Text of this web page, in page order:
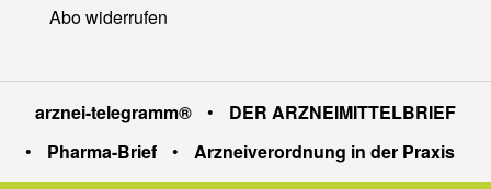
Abo widerrufen
arznei-telegramm® •
DER ARZNEIMITTELBRIEF
•
Pharma-Brief • Arzneiverordnung in der Praxis